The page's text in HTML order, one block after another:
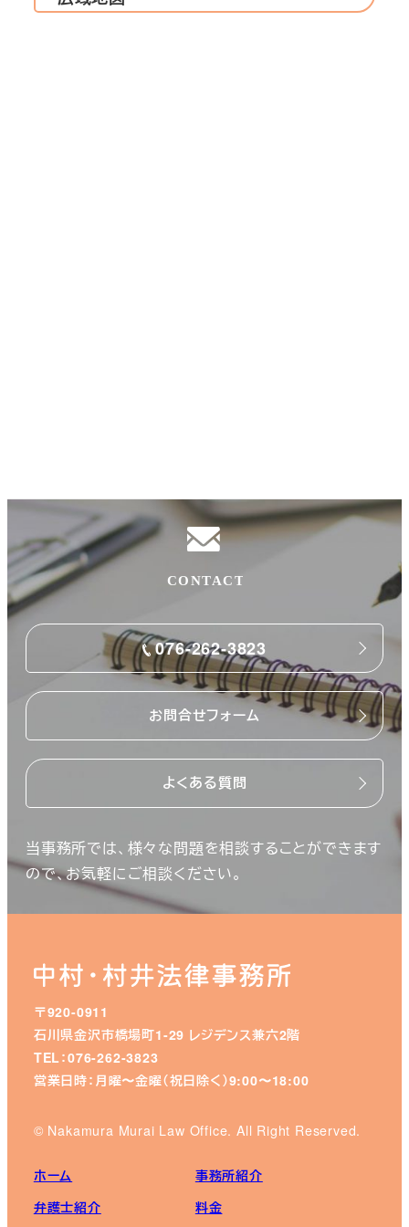
076-262-3823
お問合せフォーム
よくある質問
当事務所では、様々な問題を相談することができます
ので、お気軽にご相談ください。
〒920-0911
石川県金沢市橋場町1-29 レジデンス兼六2階
TEL：076-262-3823
営業日時：月曜〜金曜（祝日除く）9:00〜18:00
© Nakamura Murai Law Office. All Right Reserved.
ホーム
事務所紹介
弁護士紹介
料金